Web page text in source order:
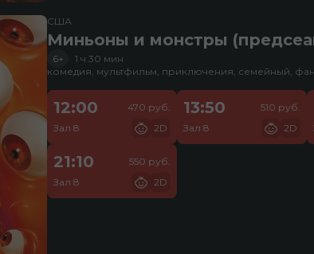
США
Миньоны и монстры
6+
1 ч 30 мин
комедия, мультфильм, приключения, семейный,
12:00
Зал 8
470 руб.
2D
13:50
Зал 8
510 руб.
2D
21:10
Зал 8
550 руб.
2D